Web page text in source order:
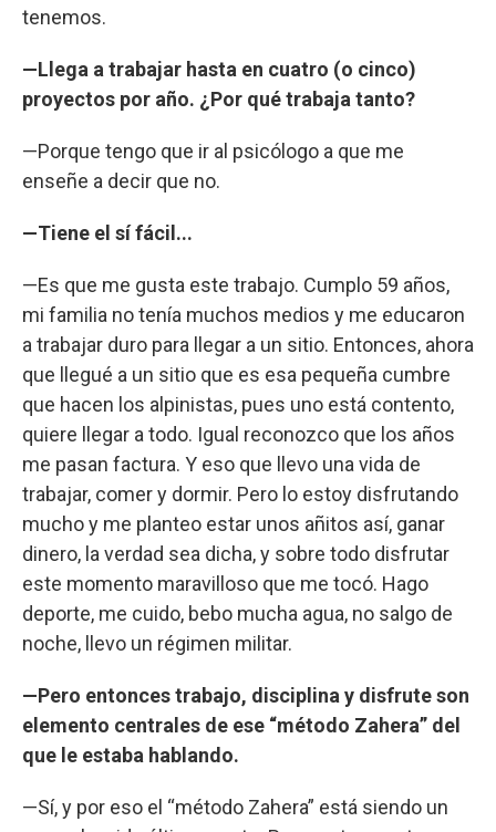
tenemos.
—Llega a trabajar hasta en cuatro (o cinco)
proyectos por año. ¿Por qué trabaja tanto?
—Porque tengo que ir al psicólogo a que me
enseñe a decir que no.
—Tiene el sí fácil...
—Es que me gusta este trabajo. Cumplo 59 años,
mi familia no tenía muchos medios y me educaron
a trabajar duro para llegar a un sitio. Entonces, ahora
que llegué a un sitio que es esa pequeña cumbre
que hacen los alpinistas, pues uno está contento,
quiere llegar a todo. Igual reconozco que los años
me pasan factura. Y eso que llevo una vida de
trabajar, comer y dormir. Pero lo estoy disfrutando
mucho y me planteo estar unos añitos así, ganar
dinero, la verdad sea dicha, y sobre todo disfrutar
este momento maravilloso que me tocó. Hago
deporte, me cuido, bebo mucha agua, no salgo de
noche, llevo un régimen militar.
—Pero entonces trabajo, disciplina y disfrute son
elemento centrales de ese “método Zahera” del
que le estaba hablando.
—Sí, y por eso el “método Zahera” está siendo un